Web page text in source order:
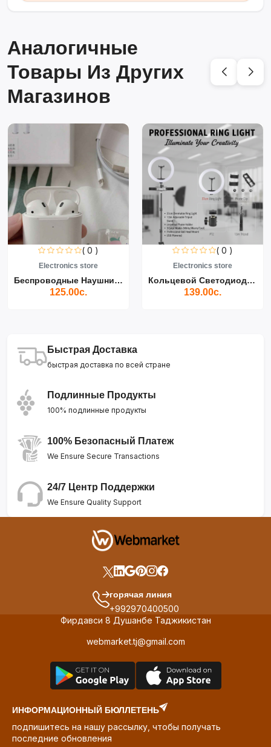
Аналогичные
Товары Из Других
Магазинов
( 0 )
Electronics store
Беспроводные Наушники Air...
125.00с.
( 0 )
Electronics store
Кольцевой Светодиодный Св...
139.00с.
Быстрая Доставка
быстрая доставка по всей стране
Подлинные Продукты
100% подлинные продукты
100% Безопасный Платеж
We Ensure Secure Transactions
24/7 Центр Поддержки
We Ensure Quality Support
горячая линия
+992970400500
Фирдавси 8 Душанбе Таджикистан
webmarket.tj@gmail.com
ИНФОРМАЦИОННЫЙ БЮЛЛЕТЕНЬ
подпишитесь на нашу рассылку, чтобы получать
последние обновления